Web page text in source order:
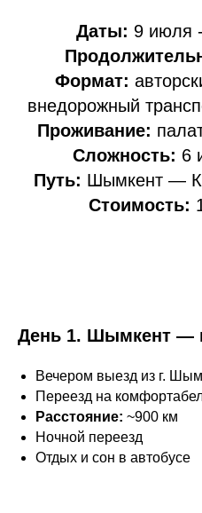
Даты: 9 июля
Формат:
внедорожный
Проживание:
Сложность: 6
Путь: Шымкент —
Стоимость:
День 1. Шымкент —
Вечером выезд из г.
Переезд на
Расстояние: ~900 км
Ночной переезд
Отдых и сон в автобусе